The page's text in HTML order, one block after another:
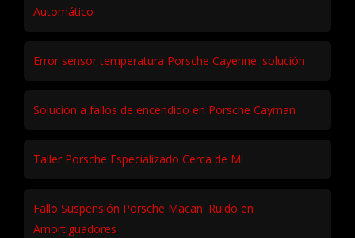
Automático
Error sensor temperatura Porsche Cayenne: solución
Solución a fallos de encendido en Porsche Cayman
Taller Porsche Especializado Cerca de Mí
Fallo Suspensión Porsche Macan: Ruido en
Amortiguadores